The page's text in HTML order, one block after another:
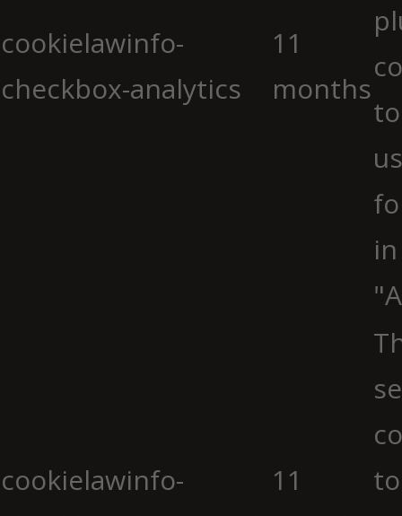
cookielawinfo-
checkbox-analytics
11
months
cookielawinfo-
11